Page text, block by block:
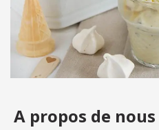
A propos de nous